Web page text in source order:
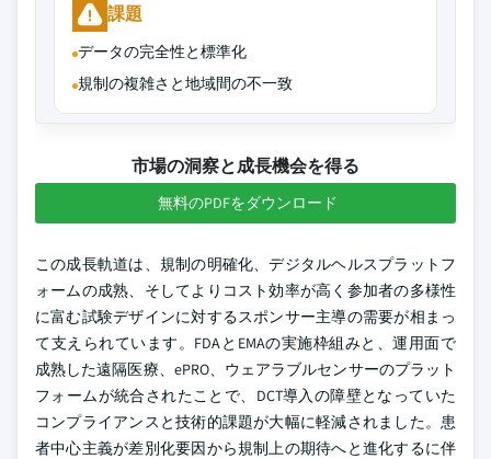
課題
データの完全性と標準化
規制の複雑さと地域間の不一致
市場の洞察と成長機会を得る
無料のPDFをダウンロード
この成長軌道は、規制の明確化、デジタルヘルスプラットフ
ォームの成熟、そしてよりコスト効率が高く参加者の多様性
に富む試験デザインに対するスポンサー主導の需要が相まっ
て支えられています。FDAとEMAの実施枠組みと、運用面で
成熟した遠隔医療、ePRO、ウェアラブルセンサーのプラット
フォームが統合されたことで、DCT導入の障壁となっていた
コンプライアンスと技術的課題が大幅に軽減されました。患
者中心主義が差別化要因から規制上の期待へと進化するに伴